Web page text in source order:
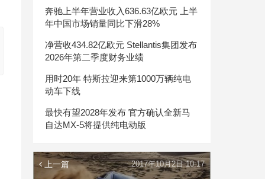
奔驰上半年营业收入636.63亿欧元 上半
年中国市场销量同比下滑28%
净营收434.82亿欧元 Stellantis集团发布
2026年第二季度财务业绩
用时20年 特斯拉迎来第1000万辆纯电
动车下线
最快有望2028年发布 官方确认全新马
自达MX-5将提供纯电动版
上一篇 2017年10月2日 10:17